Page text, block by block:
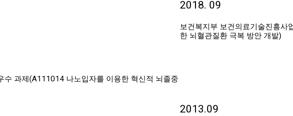
2018. 09
보건복지부 보건의료기술진흥사
한 뇌혈관질환 극복 방안 개발)
수 과제(A111014 나노입자를 이용한 혁신적 뇌졸중
2013.09